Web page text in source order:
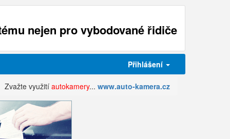
nejen pro vybodované řidiče
Přihlášení
Zvažte využití autokamery... www.auto-kamera.cz